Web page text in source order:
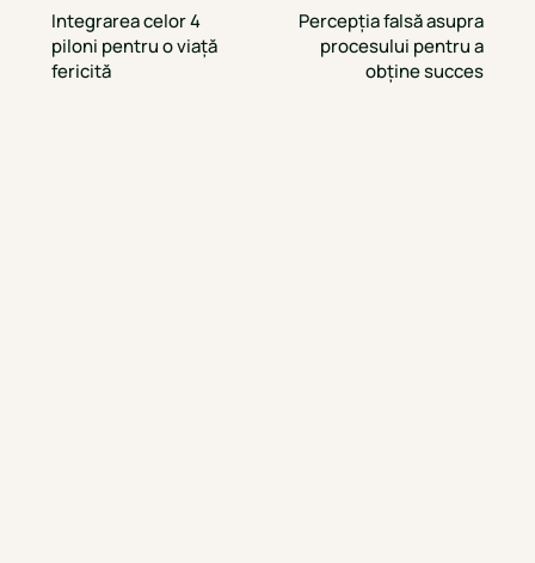
Integrarea celor 4
piloni pentru o viață
fericită
Percepția falsă asupra
procesului pentru a
obține succes